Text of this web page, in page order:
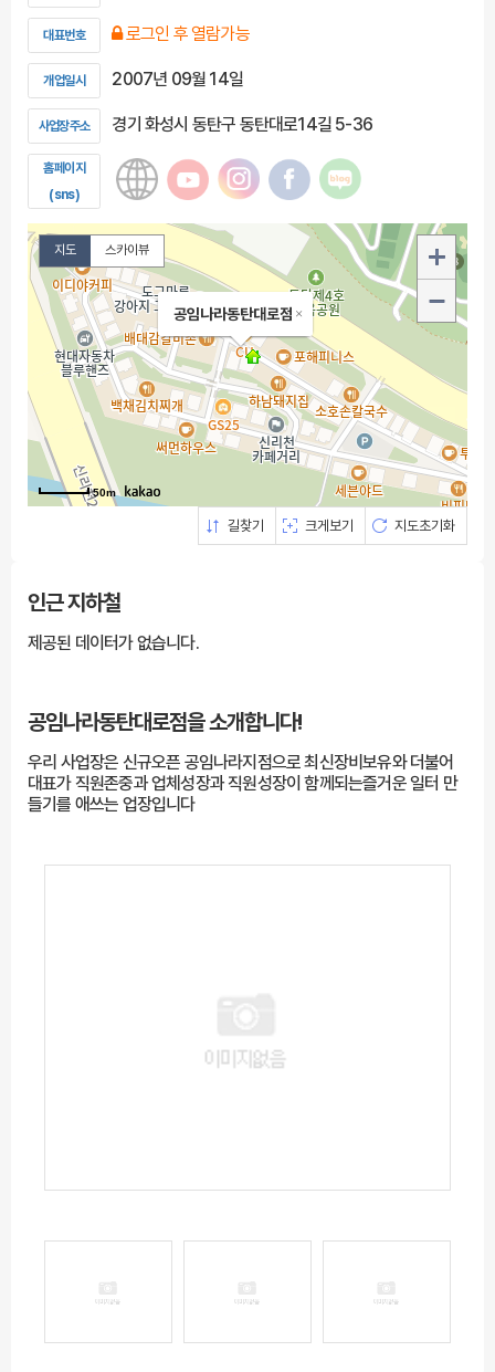
대표번호 로그인 후 열람가능
개업일시 2007년 09월 14일
사업장주소 경기 화성시 동탄구 동탄대로14길 5-36
홈페이지
(sns)
공임나라동탄대로점
50m
지도 스카이뷰
지도초기화
크게보기
길찾기
인근 지하철
제공된 데이터가 없습니다.
공임나라동탄대로점을소개합니다!
우리 사업장은 신규오픈 공임나라지점으로 최신장비보유와 더불어
대표가 직원존중과 업체성장과 직원성장이 함께되는즐거운 일터 만
들기를 애쓰는 업장입니다